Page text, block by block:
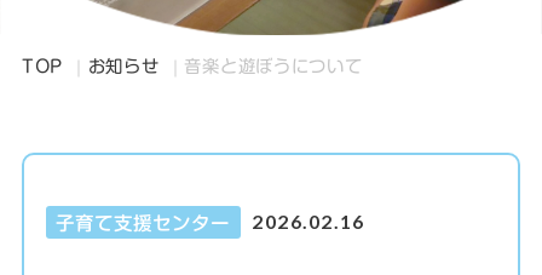
TOP お知らせ 音楽と遊ぼうについて
子育て支援センター 2026.02.16